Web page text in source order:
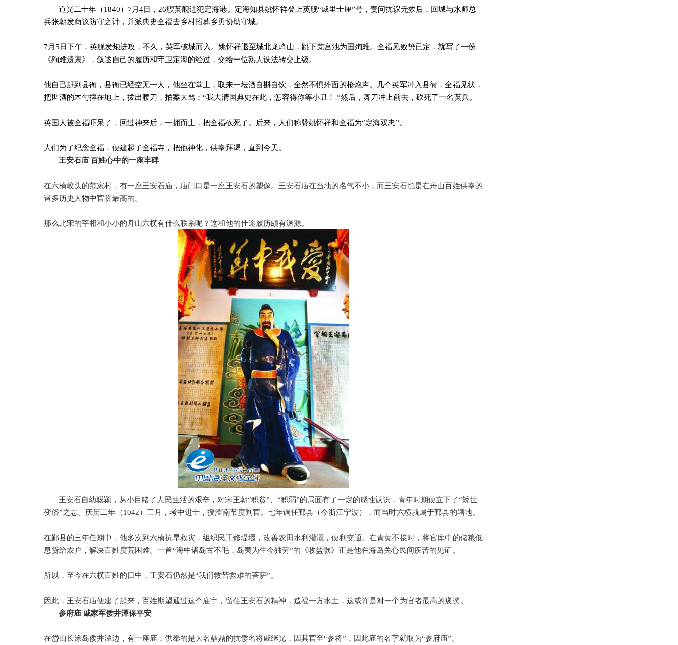
道光二十年（1840） 7 月4日， 26艘英舰进犯定海港。定海知县姚怀祥登上英舰“威里士厘”号，责问抗议无效后，回城与水师总
兵张朝发商议防守之计，并派典史全福去乡村招募乡勇协助守城。
7 月 5 日下午，英舰发炮进攻，不久，英军破城而入。姚怀祥退至城北龙峰山，跳下梵宫池为国殉难。全福见败势已定，就写了一份
《殉难遗禀》，叙述自己的履历和守卫定海的经过，交给一位熟人设法转交上级。
他自己赶到县衙，县衙已经空无一人，他坐在堂上，取来一坛酒自斟自饮，全然不惧外面的枪炮声。几个英军冲入县衙，全福见状，
把斟酒的木勺摔在地上，拔出腰刀，拍案大骂： “我大清国典史在此，怎容得你等小丑！ ”然后，舞刀冲上前去，砍死了一名英兵。
英国人被全福吓呆了，回过神来后，一拥而上，把全福砍死了。后来，人们称赞姚怀祥和全福为“定海双忠”。
人们为了纪念全福，便建起了全福寺，把他神化，供奉拜谒，直到今天。
王安石庙 百姓心中的一座丰碑
在六横峧头的范家村，有一座王安石庙，庙门口是一座王安石的塑像。王安石庙在当地的名气不小，而王安石也是在舟山百姓供奉的
诸多历史人物中官阶最高的。
那么北宋的宰相和小小的舟山六横有什么联系呢？这和他的仕途履历颇有渊源。
王安石自幼聪颖，从小目睹了人民生活的艰辛，对宋王朝“积贫” 、“积弱”的局面有了一定的感性认识，青年时期便立下了“矫世
变俗”之志。庆历二年（1042）三月，考中进士，授淮南节度判官。七年调任鄞县（今浙江宁波），而当时六横就属于鄞县的辖地。
在鄞县的三年任期中，他多次到六横抗旱救灾，组织民工修堤堰，改善农田水利灌溉，便利交通。在青黄不接时，将官库中的储粮低
息贷给农户，解决百姓度荒困难。一首“海中诸岛古不毛，岛夷为生今独劳”的《收盐歌》正是他在海岛关心民间疾苦的见证。
所以，至今在六横百姓的口中，王安石仍然是“我们救苦救难的菩萨”。
因此，王安石庙便建了起来，百姓期望通过这个庙宇，留住王安石的精神，造福一方水土，这或许是对一个为官者最高的褒奖。
参府庙 戚家军倭井潭保平安
在岱山长涂岛倭井潭边，有一座庙，供奉的是大名鼎鼎的抗倭名将戚继光，因其官至“参将” ，因此庙的名字就取为“参府庙”。